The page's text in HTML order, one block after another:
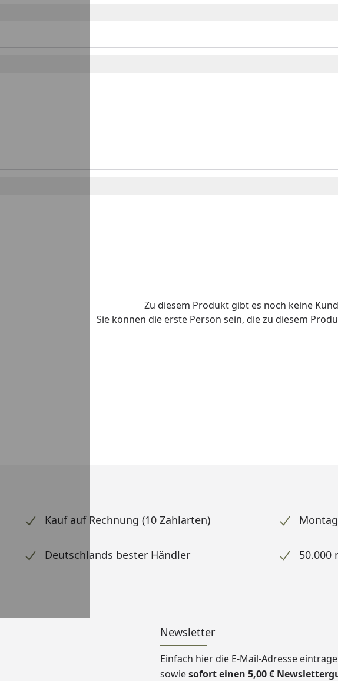
Zu diesem Produkt gibt es noch keine
Sie können die erste Person sein, die zu diesem
Kauf auf Rechnung (10 Zahlarten)
Deutschlands bester Händler 50.000
Newsletter
Einfach hier die E-Mail-Adresse
sowiesofort einen 5,00 €